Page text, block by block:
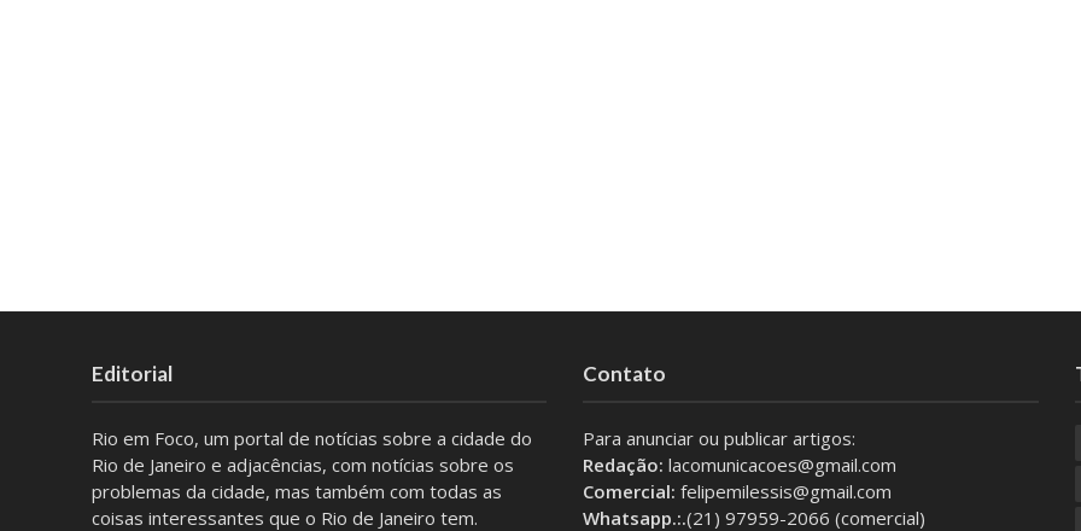
Editorial
Rio em Foco, um portal de notícias sobre a cidade do
Rio de Janeiro e adjacências, com notícias sobre os
problemas da cidade, mas também com todas as
coisas interessantes que o Rio de Janeiro tem.
Contato
Para anunciar ou publicar artigos:
Redação: lacomunicacoes@gmail.com
Comercial: felipemilessis@gmail.com
Whatsapp.:.(21) 97959-2066 (comercial)